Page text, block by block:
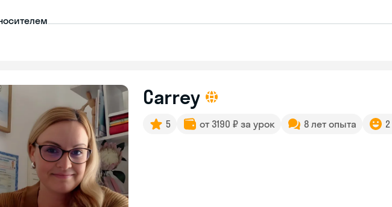
Carrey
5 от 3190 ₽ за урок 8 лет опыта